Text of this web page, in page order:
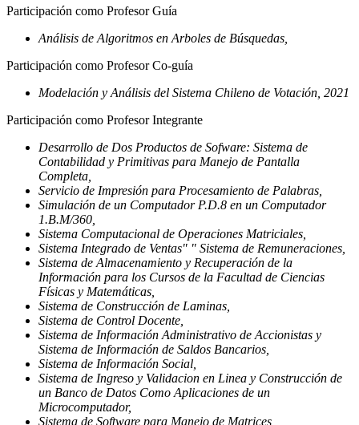
Participación como Profesor Guía
Análisis de Algoritmos en Arboles de Búsquedas,
Participación como Profesor Co-guía
Modelación y Análisis del Sistema Chileno de Votación, 2021
Participación como Profesor Integrante
Desarrollo de Dos Productos de Sofware: Sistema de
Contabilidad y Primitivas para Manejo de Pantalla
Completa,
Servicio de Impresión para Procesamiento de Palabras,
Simulación de un Computador P.D.8 en un Computador
1.B.M/360,
Sistema Computacional de Operaciones Matriciales,
Sistema Integrado de Ventas" " Sistema de Remuneraciones,
Sistema de Almacenamiento y Recuperación de la
Información para los Cursos de la Facultad de Ciencias
Físicas y Matemáticas,
Sistema de Construcción de Laminas,
Sistema de Control Docente,
Sistema de Información Administrativo de Accionistas y
Sistema de Información de Saldos Bancarios,
Sistema de Información Social,
Sistema de Ingreso y Validacion en Linea y Construcción de
un Banco de Datos Como Aplicaciones de un
Microcomputador,
Sistema de Software para Manejo de Matrices,